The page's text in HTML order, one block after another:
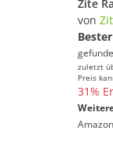
von
zuletzt
Preis
31%
Amazon